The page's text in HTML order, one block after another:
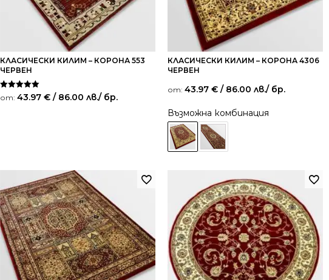
КЛАСИЧЕСКИ КИЛИМ – КОРОНА 553
ЧЕРВЕН
Оценено на
5.00
от: 43.97 € / 86.00 лв./ бр.
КЛАСИЧЕСКИ КИЛИМ – КОРОНА 4306
ЧЕРВЕН
от: 43.97 € / 86.00 лв./ бр.
Възможна комбинация